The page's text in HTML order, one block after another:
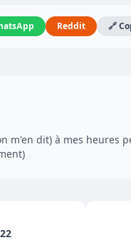
Reddit 🔗
m'en dit) à mes heures